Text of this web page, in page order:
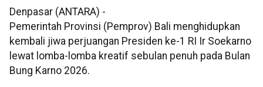
Denpasar (ANTARA) -
Pemerintah Provinsi (Pemprov) Bali menghidupkan
kembali jiwa perjuangan Presiden ke-1 RI Ir Soekarno
lewat lomba-lomba kreatif sebulan penuh pada Bulan
Bung Karno 2026.